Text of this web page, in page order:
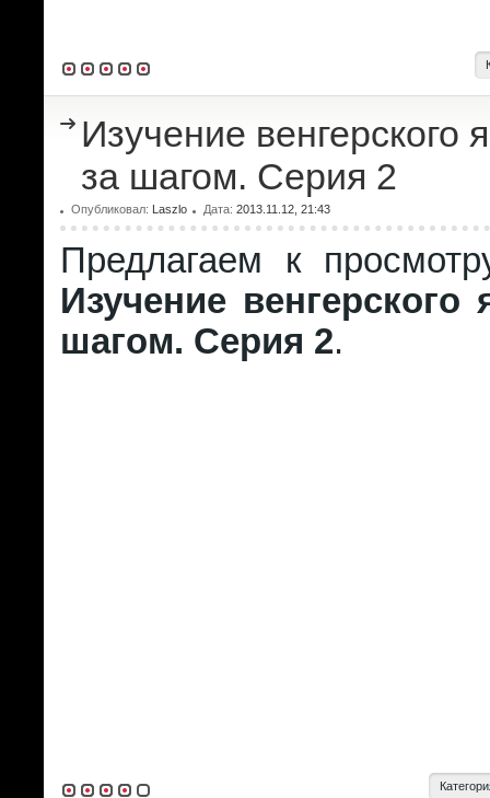
Изучение венгерского
за шагом. Серия 2
Опубликовал: Laszlo Дата: 2013.11.12, 21:43
Предлагаем к
Изучение венгерского
шагом. Серия 2.